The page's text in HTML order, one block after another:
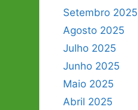
Setembro 2025
Agosto 2025
Julho 2025
Junho 2025
Maio 2025
Abril 2025